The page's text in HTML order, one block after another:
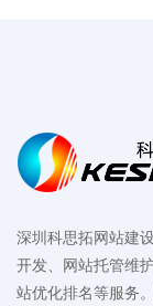
深圳科思拓网站建
开发、网站托管维
站优化排名等服务